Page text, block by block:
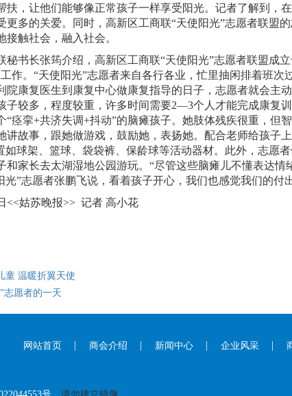
扶，让他们能够像正常孩子一样享受阳光。记者了解到，
更多的关爱。同时，高新区工商联“天使阳光”志愿者联盟
接触社会，融入社会。
长张筠介绍，高新区工商联“天使阳光”志愿者联盟成立
作。“天使阳光”志愿者来自各行各业，忙里抽闲排着班次
院康复医生到康复中心做康复指导的日子，志愿者就会主
子较多，程度较重，许多时间需要2—3个人才能完成康复
“痉挛+共济失调+抖动”的脑瘫孩子。她肢体残疾很重，但
讲故事，跟她做游戏，鼓励她，表扬她。配合老师给孩子
如球架、篮球、袋袋裤、保龄球等活动器材。此外，志愿
和家长去太湖湿地公园游玩。“尽管这些脑瘫儿不懂表达
光”志愿者张鹏飞说，看着孩子开心，我们也感觉我们的付
<<姑苏晚报>> 记者 高小花
童 温暖折翼天使
志愿者的一天
网站首页 商会介绍 新闻中心 企业风采